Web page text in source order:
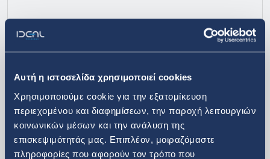
Αυτή η ιστοσελίδα χρησιμοποιεί cookies
Χρησιμοποιούμε cookie για την εξατομίκευση
περιεχομένου και διαφημίσεων, την παροχή λειτουργιών
κοινωνικών μέσων και την ανάλυση της
επισκεψιμότητάς μας. Επιπλέον, μοιραζόμαστε
πληροφορίες που αφορούν τον τρόπο που
περισσότερα